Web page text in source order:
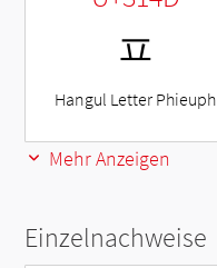
ㅍ
Hangul Letter Phieuph
Mehr Anzeigen
Einzelnachweise